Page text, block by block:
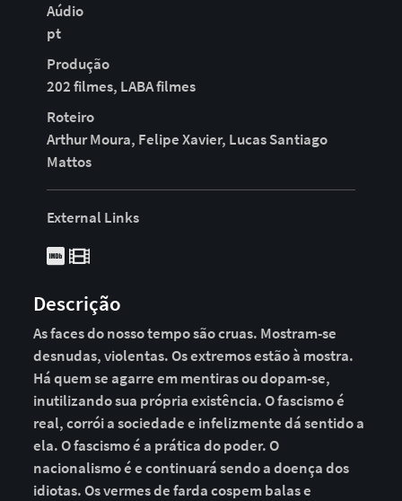
Aúdio
pt
Produção
202 filmes, LABA filmes
Roteiro
Arthur Moura, Felipe Xavier, Lucas Santiago
Mattos
External Links
Descrição
As faces do nosso tempo são cruas. Mostram-se
desnudas, violentas. Os extremos estão à mostra.
Há quem se agarre em mentiras ou dopam-se,
inutilizando sua própria existência. O fascismo é
real, corrói a sociedade e infelizmente dá sentido a
ela. O fascismo é a prática do poder. O
nacionalismo é e continuará sendo a doença dos
idiotas. Os vermes de farda cospem balas e